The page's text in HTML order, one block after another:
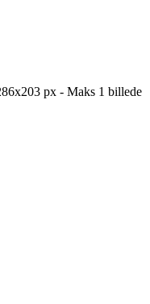
px - Maks 1 billede